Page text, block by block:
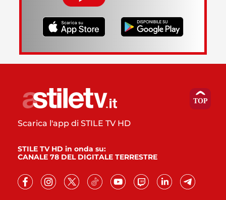
Scarica l'app di STILE TV HD
STILE TV HD in onda su:
CANALE 78 DEL DIGITALE TERRESTRE